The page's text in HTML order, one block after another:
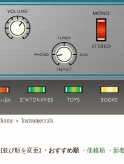
home ＞ Instrumentals
[並び順を変更] ・おすすめ順 ・価格順 ・新